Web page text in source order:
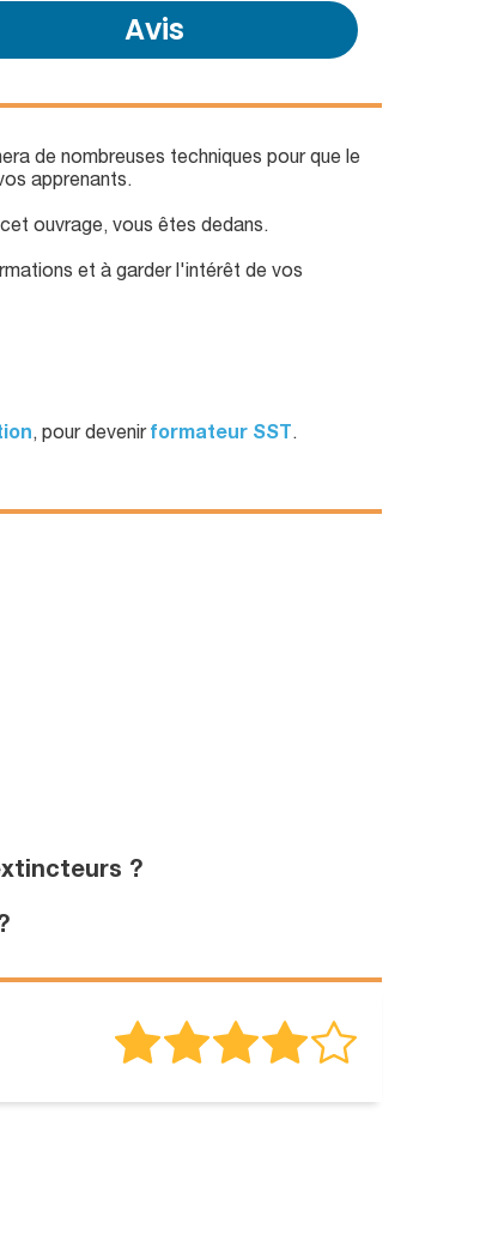
Avis
de nombreuses techniques pour que le
apprenants.
ouvrage, vous êtes dedans.
et à garder l'intérêt de vos
, pour devenirformateur SST .
?